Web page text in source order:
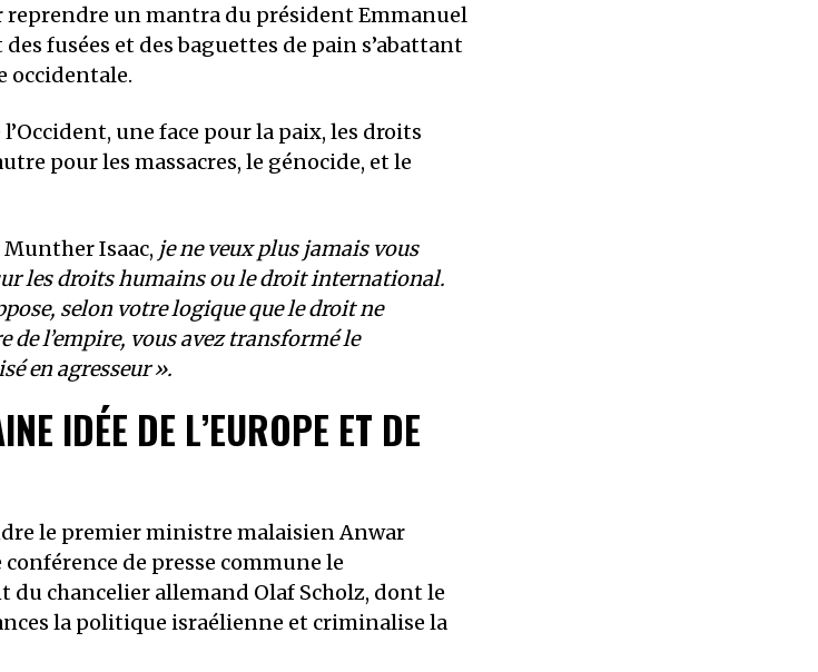
un mantra du président Emmanuel
fusées et des baguettes de pain s’abattant
occidentale.
une face pour la paix, les droits
pour les massacres, le génocide, et le
Isaac, je ne veux plus jamais vous
les droits humains ou le droit international.
selon votre logique que le droit ne
de l’empire, vous avez transformé le
en agresseur ».
IDÉE DE L’EUROPE ET DE
le premier ministre malaisien Anwar
de presse commune le
du chancelier allemand Olaf Scholz, dont le
la politique israélienne et criminalise la